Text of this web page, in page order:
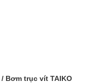
/ Bơm trục vít TAIKO